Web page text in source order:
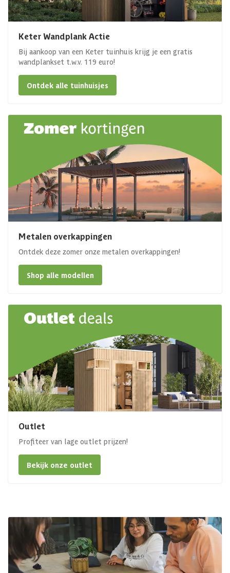
Keter Wandplank Actie
Bij aankoop van een Keter tuinhuis krijg je een gratis
wandplankset t.w.v. 119 euro!
Ontdek alle tuinhuisjes
Metalen overkappingen
Ontdek deze zomer onze metalen overkappingen!
Shop alle modellen
Outlet
Profiteer van lage outlet prijzen!
Bekijk onze outlet